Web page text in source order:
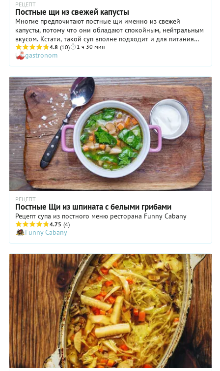
РЕЦЕПТ
Постные щи из свежей капусты
Многие предпочитают постные щи именно из свежей
капусты, потому что они обладают спокойным, нейтральным
вкусом. Кстати, такой суп вполне подходит и для питания
детей старше двух лет (если у них нет аллергии на
помидоры). Включать в этом случае чеснок или нет — решать
только вам, однако он, во-первых, вносит во вкус блюда
приятные пикантные нотки и, во-вторых, делает суп более
полезным, обогащая фитонцидами. А еще такие постные щи
из свежей капусты, несомненно, стоит взять на заметку тем,
кто желает поскорее расстаться с лишними килограммами:
суп готовится на воде, а не на бульоне, содержит много
овощей и отличается низкой калорийностью.
4.8 (10) 1 ч 30 мин
gastronom
РЕЦЕПТ
Постные Щи из шпината с белыми грибами
Рецепт супа из постного меню ресторана Funny Cabany
4.75 (4)
Funny Cabany